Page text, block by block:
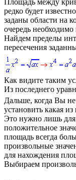
Площадь между
редко будет
заданы области на
очередь
Найдем пределы
пересечения
Как видите таким
Из последнего
Дальше, когда Вы
установить какая
Это нужно лишь для
положительное
площадь всегда
произвольные
для нахождения
Выбираем